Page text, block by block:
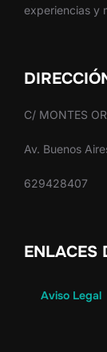
experiencias y
C/ MONTES
Av. Buenos
629428407
ENLACES
Aviso Legal